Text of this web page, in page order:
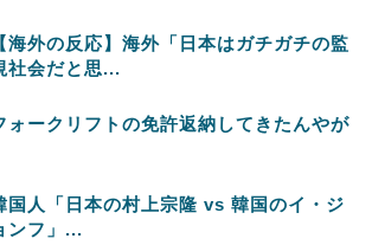
【海外の反応】海外「日本はガチガチの監
社会だと思...
ォークリフトの免許返納してきたんやが
国人「日本の村上宗隆 vs 韓国のイ・ジ
ンフ」...